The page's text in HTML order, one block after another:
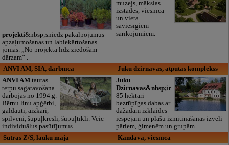
projekti&nbsp;sniedz pakalpojumus
apzaļumošanas un labiekārtošanas
jomās. „No projekta līdz ziedošam
dārzam” .
muzejs, mākslas
izstādes, viesnīca
un vieta
saviesīgiem
sarīkojumiem.
ANVI AM, SIA, darbnīca
ANVI AMtautas
tērpu sagatavošanā
darbojas no 1994.g.
Bērnu linu apģērbi,
galdauti, aizkari,
spilveni, šūpuļkrēsli, šūpuļtīkli. Veic
individuālus pasūtījumus.
Juku dzirnavas, atpūtas komplekss
Juku
Dzirnavas&nbsp;ir
85 hektari
bezrūpīgas dabas ar
dažādām izklaides
iespējām un plašu izmitināšanas izvēli
pāriem, ģimenēm un grupām
Sutras Z/S, lauku māja
Kandava, viesnīca